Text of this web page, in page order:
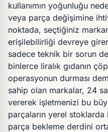
kullanımın yoğunluğu
veya parça değişimine
noktada, seçtiğiniz
erişilebilirliği devreye
sadece teknik bir sorun
binlerce liralık gıdanın
operasyonun durması
sahip olan markalar, 24
vererek işletmenizi bu
parçaların yerel stoklarda
parça bekleme derdini